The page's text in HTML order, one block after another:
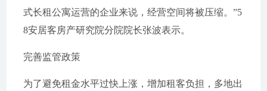
式长租公寓运营的企业来说，经营空间将被压缩。”5
8安居客房产研究院分院院长张波表示。
完善监管政策
为了避免租金水平过快上涨，增加租客负担，多地出